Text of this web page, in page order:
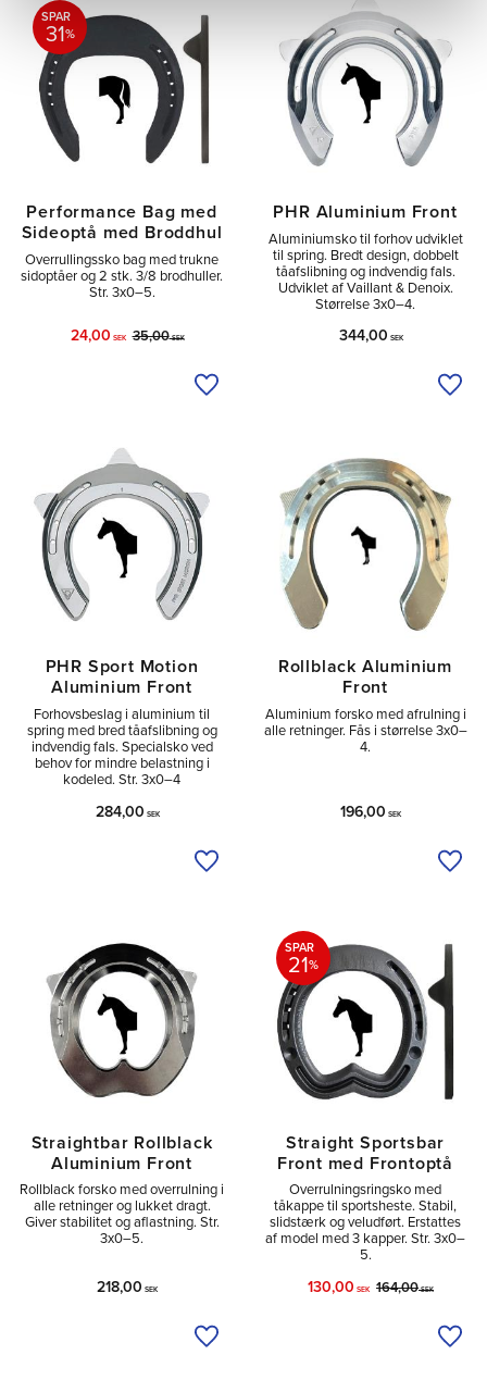
Performance Bag med
Sideoptå med Broddhul
Overrullingssko bag med trukne
sidoptåer og 2 stk. 3/8 brodhuller.
Str. 3x0–5.
24,00 SEK 35,00SEK
SPAR
31%
Tilføj til ønskeliste
PHR Aluminium Front
Aluminiumsko til forhov udviklet
til spring. Bredt design, dobbelt
tåafslibning og indvendig fals.
Udviklet af Vaillant & Denoix.
Størrelse 3x0–4.
344,00 SEK
PHR Sport Motion
Aluminium Front
Forhovsbeslag i aluminium til
spring med bred tåafslibning og
indvendig fals. Specialsko ved
behov for mindre belastning i
kodeled. Str. 3x0–4
284,00 SEK
Tilføj til ønskeliste
Rollblack Aluminium
Front
Aluminium forsko med afrulning i
alle retninger. Fås i størrelse 3x0–
4.
196,00 SEK
Straightbar Rollblack
Aluminium Front
Rollblack forsko med overrulning i
alle retninger og lukket dragt.
Giver stabilitet og aflastning. Str.
3x0–5.
218,00 SEK
Tilføj til ønskeliste
Straight Sportsbar
Front med Frontoptå
Overrulningsringsko med
tåkappe til sportsheste. Stabil,
slidstærk og veludført. Erstattes
af model med 3 kapper. Str. 3x0–
5.
130,00 SEK 164,00SEK
SPAR
21%